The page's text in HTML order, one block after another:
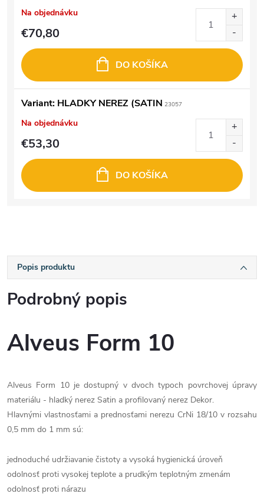
Na objednávku
€70,80
DO KOŠÍKA
Variant: HLADKY NEREZ (SATIN 23057
Na objednávku
€53,30
DO KOŠÍKA
Popis produktu
Podrobný popis
Alveus Form 10
Alveus Form 10 je dostupný v dvoch typoch povrchovej úpravy
materiálu - hladký nerez Satin a profilovaný nerez Dekor.
Hlavnými vlastnosťami a prednosťami nerezu CrNi 18/10 v rozsahu
0,5 mm do 1 mm sú:
jednoduché udržiavanie čistoty a vysoká hygienická úroveň
odolnosť proti vysokej teplote a prudkým teplotným zmenám
odolnosť proti nárazu